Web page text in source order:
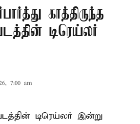
காத்திருந்த
டிரெய்லர்
7:00 am
டிரெய்லர் இன்று